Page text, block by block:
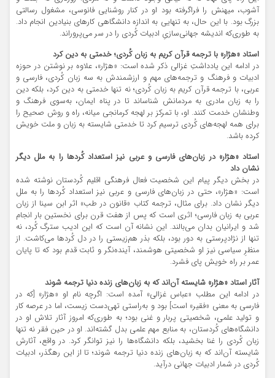
آشوب، میهنش را فراگرفته بود او در کنار روشنایی فانوسی، مشغول رسالتی
بزرگ بود. با این حال، به‌ تنهایی به اندازه دانشگاهی کارهای بنیادین انجام داد.
به طوری‌که اندیشه‌ جهانی‌سازیِ ادبیات کُردی را در سر می‌پروراند.
استاد «هژار» با ترجمه‌ قرآن کریم به زبان کُردی؛ خدمتی به دین کرد
در ادامه این یادداشتِ غزالی ذکر شده است: «هژار»، علاوه بر نوشتن در حوزه‌
ادبیات و فرهنگ و ترجمه‌های مهم و ارزشمندش به سه زبان کُردی، فارسی و
عربی، با ترجمه‌ قرآن کریم به زبان کُردی؛ نه ‌تنها خدمتی به دین کرد، بلکه دین
را به زبان مادری به مردمانش شناساند تا در پناه ایمان، به‌سوی فرهنگ و
وطنشان خدمت کنند. او، با تمرکز بر لهجه کرمانجی میانه، راه و روش صحیح را
برای همه‌ لهجه‌های کُردی ترسیم کرد تا خدمتی شایسته به زبان و ملت خویش
کرده باشد.
استاد «هژار» در زبان‌های فارسی و عربی نیز استعداد کُردها را به ملل دیگر
نشان داد
در بخش دیگر پیام این شخصیت فعال فرهنگی اقلیم کُردستان نوشته شده
است: «هژار»، حتی در زبان‌های فارسی و عربی نیز استعداد کُردها را به ملل
دیگر نشان داد. برای مثال، ترجمه‌ کتاب «قانون در طب» اثر ابن‌ سینا از زبان
عربی به زبان فارسی؛ اثری است که پس از هفت قرن برای نخستین‌ بار انجام
شد و ایرانیان بدان می‌بالند. این نشانه آن است که این ادیب سترگ کُرد، نه
‌تنها از نژادپرستی به‌ دور بود، بلکه بذر هم‌زیستی را در دل کُردها می‌کاشت. از
منظرِ سیاسی نیز او شخصیتی هوشمند، آینده‌‌نگر و ثابت ‌قدم بود که تا پایان
عمر بر راه خویش پای فشرد.
آثار استاد «هژار» شایسته آن‌اند که به زبان‌های زنده دنیا ترجمه شوند
در ادامه این مطلب «عباس غزالی» آمده است: اگرچه نام او «هژار» [که در
فارسی به معنی «فقیر» است] بود و به‌راستی تهی‌دست زیست، اما در عرصه‌ کار
و تولید علمی، شخصیتی پربار و غنی بود؛ به طوری‌که امروز آثار تلاش او در
دانشگاه‌های کُردستان، به منابع مهم علمی بدل گشته‌اند. او در حین فقر نه تنها
زبان کُردی را غنا بخشید، بلکه دانشگاه‌ها را نیز توانگر کرد. در واقع، آثارش
شایسته آن‌اند که به زبان‌های زنده دنیا ترجمه شوند؛ تا از این رهگذر، ادبیات
کُردی در شمار ادبیات جهانی درآید.